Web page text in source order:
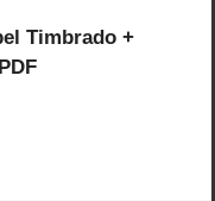
Timbrado +